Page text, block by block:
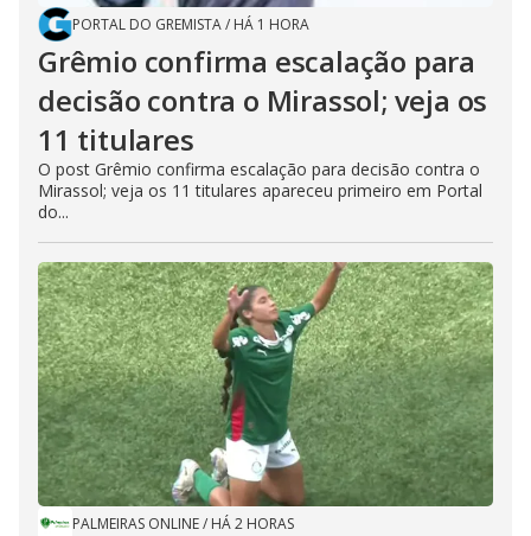
PORTAL DO GREMISTA/ HÁ 1 HORA
Grêmio confirma escalação para
decisão contra o Mirassol; veja os
11 titulares
O post Grêmio confirma escalação para decisão contra o
Mirassol; veja os 11 titulares apareceu primeiro em Portal
do...
PALMEIRAS ONLINE/ HÁ 2 HORAS